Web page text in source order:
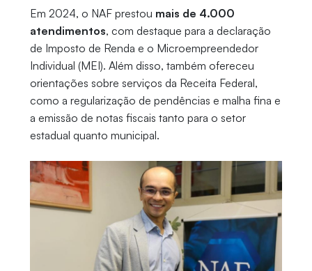
Em 2024, o NAF prestou mais de 4.000
atendimentos, com destaque para a declaração
de Imposto de Renda e o Microempreendedor
Individual (MEI). Além disso, também ofereceu
orientações sobre serviços da Receita Federal,
como a regularização de pendências e malha fina e
a emissão de notas fiscais tanto para o setor
estadual quanto municipal.